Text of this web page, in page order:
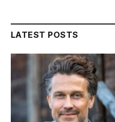
LATEST POSTS